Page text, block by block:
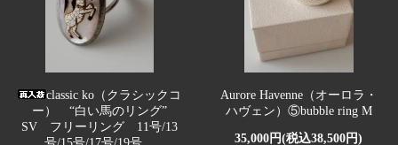
classic ko（クラシックコ
ー） “白い馬のリング”
SV フリーリング 11号/13
Aurore Havenne（オーロラ・
ハヴェン）⑤bubble ring M
35,000円(税込38,500円)